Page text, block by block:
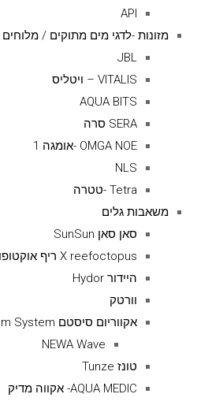
API
מזונות -לדגי מים מתוקים / מלוחים
JBL
VITALIS – ויטליס
AQUA BITS
SERA סרה
OMGA NOE -אומגה 1
NLS
Tetra -טטרה
משאבות גלים
סאן סאן SunSun
X reefoctopus ריף אוקטופוס
היידור Hydor
וורטק
אקווריום סיסטם Aquarium System
NEWA Wave
טונז Tunze
AQUA MEDIC- אקווה מדיק